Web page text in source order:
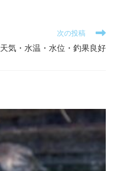
次の投稿
天気・水温・水位・釣果良好